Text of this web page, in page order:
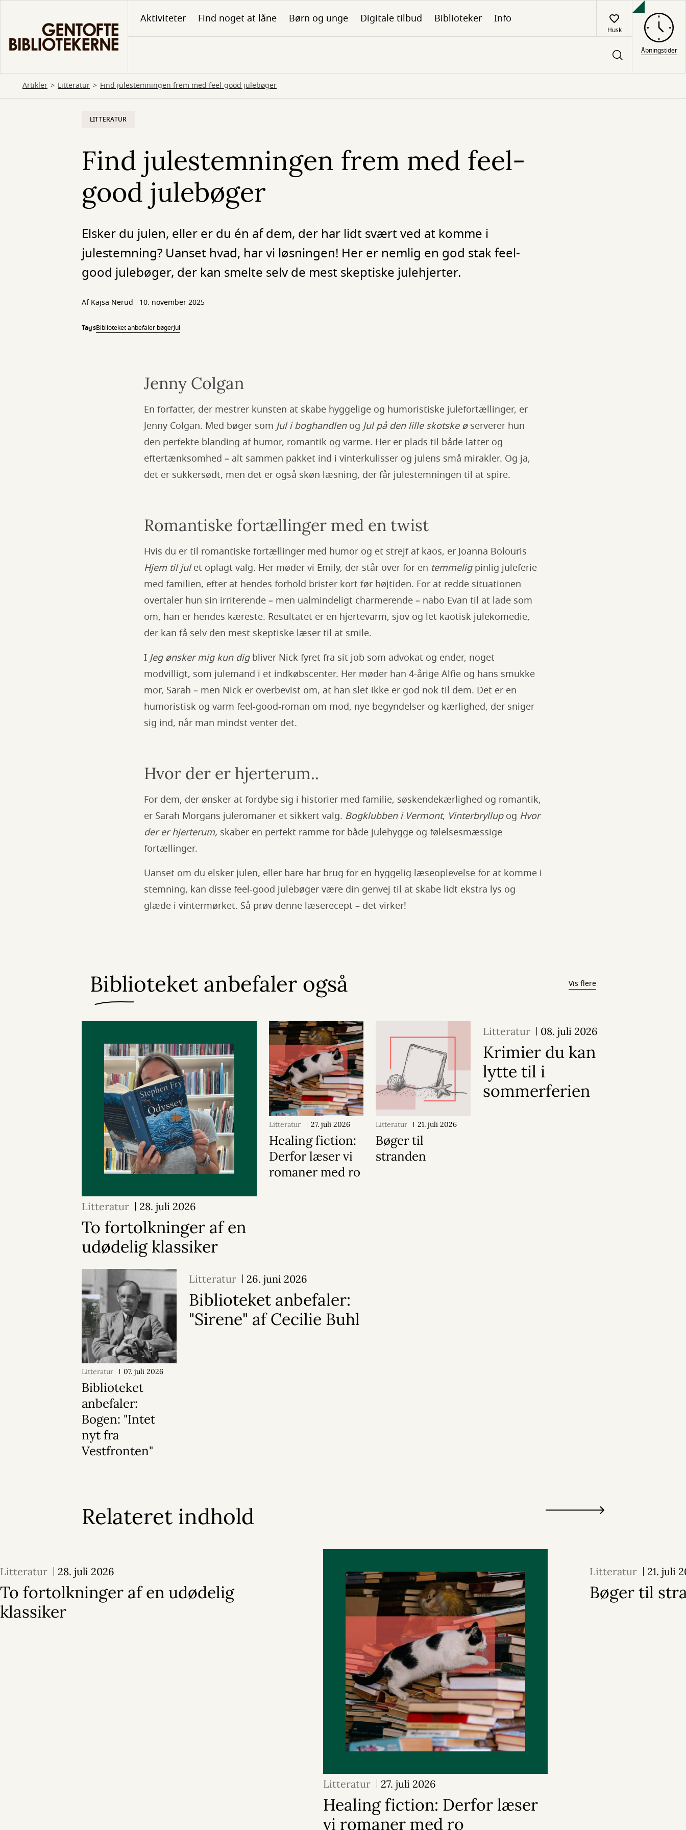
hovedindhold
Aktiviteter Find noget at låne Børn og unge Digitale tilbud Biblioteker Info
Husk
Åbningstider
Artikler Litteratur Find julestemningen frem med feel-good julebøger
LITTERATUR
Find julestemningen frem med feel-
good julebøger
Elsker du julen, eller er du én af dem, der har lidt svært ved at komme i
julestemning? Uanset hvad, har vi løsningen! Her er nemlig en god stak feel-
good julebøger, der kan smelte selv de mest skeptiske julehjerter.
AfKajsa Nerud 10. november 2025
TagsBiblioteket anbefaler bøgerJul
Jenny Colgan
En forfatter, der mestrer kunsten at skabe hyggelige og humoristiske julefortællinger, er
Jenny Colgan. Med bøger som Jul i boghandlenog Jul på den lille skotske øserverer hun
den perfekte blanding af humor, romantik og varme. Her er plads til både latter og
eftertænksomhed – alt sammen pakket ind i vinterkulisser og julens små mirakler. Og ja,
det er sukkersødt, men det er også skøn læsning, der får julestemningen til at spire.
Romantiske fortællinger med en twist
Hvis du er til romantiske fortællinger med humor og et strejf af kaos, er Joanna Bolouris
Hjem til julet oplagt valg. Her møder vi Emily, der står over for en temmeligpinlig juleferie
med familien, efter at hendes forhold brister kort før højtiden. For at redde situationen
overtaler hun sin irriterende – men ualmindeligt charmerende – nabo Evan til at lade som
om, han er hendes kæreste. Resultatet er en hjertevarm, sjov og let kaotisk julekomedie,
der kan få selv den mest skeptiske læser til at smile.
I Jeg ønsker mig kun digbliver Nick fyret fra sit job som advokat og ender, noget
modvilligt, som julemand i et indkøbscenter. Her møder han 4-årige Alfie og hans smukke
mor, Sarah – men Nick er overbevist om, at han slet ikke er god nok til dem. Det er en
humoristisk og varm feel-good-roman om mod, nye begyndelser og kærlighed, der sniger
sig ind, når man mindst venter det.
Hvor der er hjerterum..
For dem, der ønsker at fordybe sig i historier med familie, søskendekærlighed og romantik,
er Sarah Morgans juleromaner et sikkert valg. Bogklubben i Vermont, Vinterbryllupog Hvor
der er hjerterum, skaber en perfekt ramme for både julehygge og følelsesmæssige
fortællinger.
Uanset om du elsker julen, eller bare har brug for en hyggelig læseoplevelse for at komme i
stemning, kan disse feel-good julebøger være din genvej til at skabe lidt ekstra lys og
glæde i vintermørket. Så prøv denne læserecept – det virker!
Biblioteket anbefaler også Vis flere
Litteratur 28. juli 2026
To fortolkninger af en
udødelig klassiker
Litteratur 27. juli 2026
Healing fiction:
Derfor læser vi
romaner med ro
Litteratur 21. juli 2026
Bøger til
stranden
Litteratur 08. juli 2026
Krimier du kan
lytte til i
sommerferien
Litteratur 07. juli 2026
Biblioteket
anbefaler:
Bogen: "Intet
nyt fra
Vestfronten"
Litteratur 26. juni 2026
Biblioteket anbefaler:
"Sirene" af Cecilie Buhl
Relateret indhold
Litteratur 28. juli 2026
To fortolkninger af en udødelig
klassiker
Litteratur 27. juli 2026
Healing fiction: Derfor læser
vi romaner med ro
Litteratur 21. juli
Bøger til